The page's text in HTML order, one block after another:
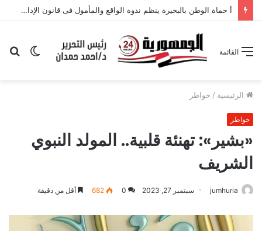
أ حماة الوطن بالبحيرة ينظم ندوة الواقع والمأمول فى قانون الإدارة المحلية
الوضع
القائمة
الرئيسية / خواطر
خواطر
«بشير»: تهنئة قلبية.. المولد النبوي
الشريف
jumhuria سبتمبر 27, 2023 0
682 أقل من دقيقة